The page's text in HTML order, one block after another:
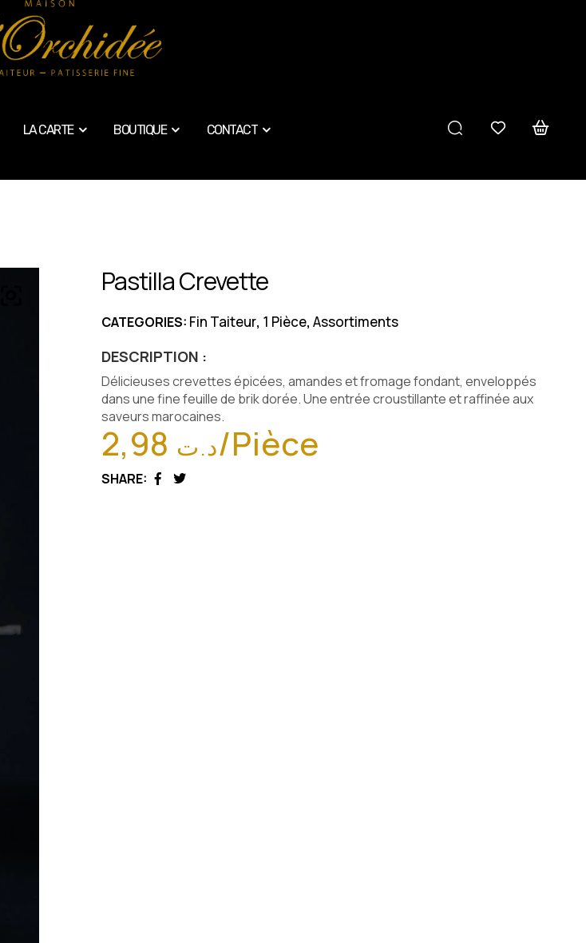
LA CARTE BOUTIQUE CONTACT
Pastilla Crevette
CATEGORIES: Fin Taiteur, 1 Pièce, Assortiments
DESCRIPTION :
Délicieuses crevettes épicées, amandes et fromage fondant, enveloppés
dans une fine feuille de brik dorée. Une entrée croustillante et raffinée aux
saveurs marocaines.
د.ت/Pièce
SHARE:
Facebook
Twitter